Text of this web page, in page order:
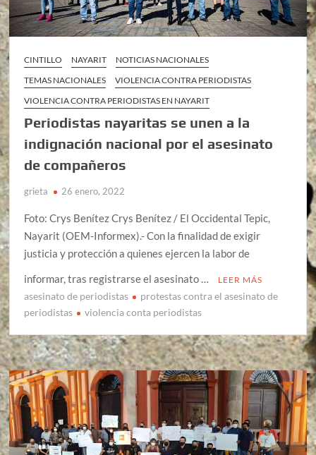
CINTILLO NAYARIT
NOTICIAS NACIONALES
TEMAS NACIONALES
VIOLENCIA CONTRA PERIODISTAS
VIOLENCIA CONTRA PERIODISTAS EN NAYARIT
Periodistas nayaritas se unen a la
indignación nacional por el asesinato
de compañeros
grieta 26 enero, 2022
Foto: Crys Benítez Crys Benítez / El Occidental Tepic,
Nayarit (OEM-Informex).- Con la finalidad de exigir
justicia y protección a quienes ejercen la labor de
informar, tras registrarse el asesinato …
LEER MÁS
asesinato de periodistas
protestas contra el asesinato de
periodistas
violencia conta periodistas